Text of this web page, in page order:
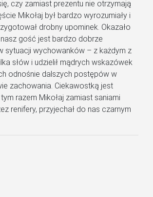
czy zamiast prezentu nie otrzymają
Mikołaj był bardzo wyrozumiały i
drobny upominek. Okazało
gość jest bardzo dobrze
sytuacji wychowanków – z każdym z
słów i udzielił mądrych wskazówek
odnośnie dalszych postępów w
zachowania. Ciekawostką jest
razem Mikołaj zamiast saniami
renifery, przyjechał do nas czarnym